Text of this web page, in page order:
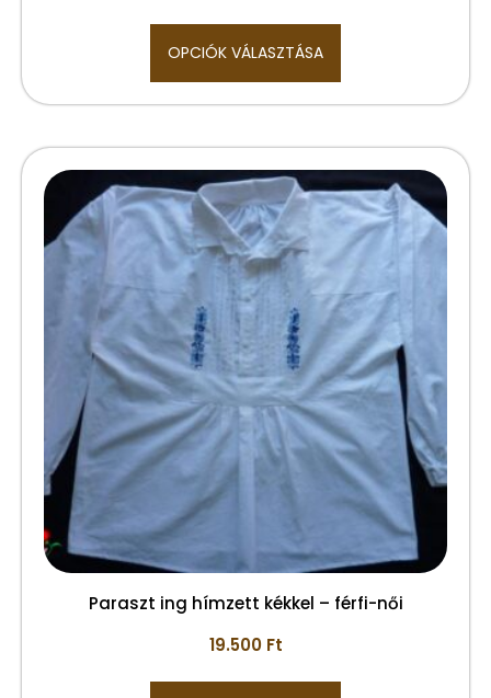
OPCIÓK VÁLASZTÁSA
Paraszt ing hímzett kékkel – férfi-női
19.500 Ft